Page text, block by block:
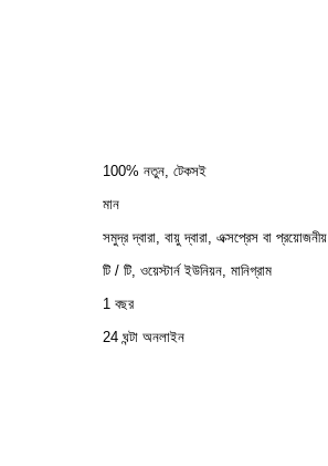
100% নতুন, টেকসই
মান
সমুদ্র দ্বারা, বায়ু দ্বারা, এক্সপ্রেস বা প্রয়োজনীয়
টি / টি, ওয়েস্টার্ন ইউনিয়ন, মানিগ্রাম
1 বছর
24 ঘন্টা অনলাইন